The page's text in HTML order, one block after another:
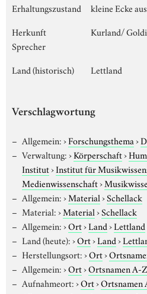
Erhaltungszustand
kleine Ecke
Herkunft
Sprecher
Kurland/
Land (historisch) Lettland
Verschlagwortung
Allgemein:›Forschungsthema›
Verwaltung:›Körperschaft›
Institut›Institut für
Medienwissenschaft›
Allgemein:›Material›Schellack
Material:›Material›Schellack
Allgemein:›Ort›Land›Lettland
Land (heute):›Ort›Land›
Herstellungsort:›Ort›
Allgemein:›Ort›Ortsnamen A-Z
Aufnahmeort:›Ort›Ortsnamen